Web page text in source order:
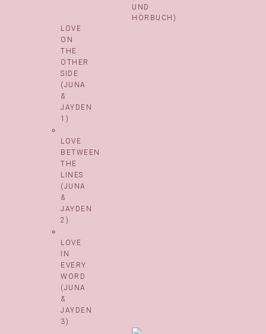
LOVE
ON
THE
OTHER
SIDE
(JUNA
&
JAYDEN
1)
LOVE
BETWEEN
THE
LINES
(JUNA
&
JAYDEN
2)
LOVE
IN
EVERY
WORD
(JUNA
&
JAYDEN
3)